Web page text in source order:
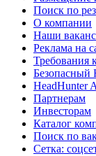
Поиск по
О компании
Наши
Реклама на
Требования
Безопасный
HeadHunter
Партнерам
Инвесторам
Каталог
Поиск по
Сетка: